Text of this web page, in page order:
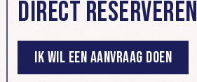
Direct Reserveren
Ik wil een aanvraag doen